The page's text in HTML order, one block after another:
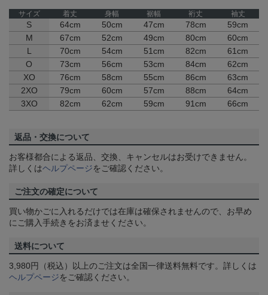
サイズ 着丈 身幅 裾幅 裄丈 袖丈
S 64cm 50cm 47cm 78cm
59cm
M
67cm 52cm 49cm 80cm
60cm
L
70cm 54cm 51cm 82cm
61cm
O
73cm 56cm 53cm 84cm
62cm
XO
76cm 58cm 55cm 86cm
63cm
2XO
79cm 60cm 57cm 88cm
64cm
3XO
82cm 62cm 59cm 91cm 66cm
返品・交換について
お客様都合による返品、交換、キャンセルはお受けできません。
詳しくはヘルプページをご確認ください。
ご注文の確定について
買い物かごに入れるだけでは在庫は確保されませんので、お早め
にご購入手続きをお済ませください。
送料について
3,980円（税込）以上のご注文は全国一律送料無料です。詳しくは
ヘルプページをご確認ください。